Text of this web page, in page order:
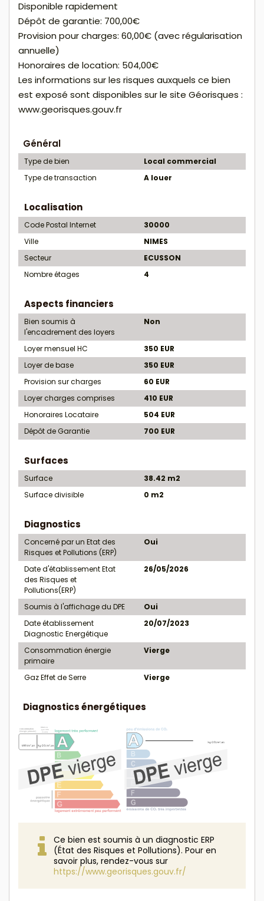
Disponible rapidement
Dépôt de garantie: 700,00€
Provision pour charges: 60,00€ (avec régularisation
annuelle)
Honoraires de location: 504,00€
Les informations sur les risques auxquels ce bien
est exposé sont disponibles sur le site Géorisques :
www.georisques.gouv.fr
Général
Type de bien
Local commercial
Type de transaction
A louer
Localisation
Code Postal Internet
30000
Ville
NIMES
Secteur
ECUSSON
Nombre étages
4
Aspects financiers
Bien soumis à
l'encadrement des loyers
Non
Loyer mensuel HC
350 EUR
Loyer de base
350 EUR
Provision sur charges
60 EUR
Loyer charges comprises
410 EUR
Honoraires Locataire
504 EUR
Dépôt de Garantie
700 EUR
Surfaces
Surface
38.42 m2
Surface divisible
0 m2
Diagnostics
Concerné par un Etat des
Risques et Pollutions (ERP)
Oui
Date d'établissement Etat
des Risques et
Pollutions(ERP)
26/05/2026
Soumis à l'affichage du DPE
Oui
Date établissement
Diagnostic Energétique
20/07/2023
Consommation énergie
primaire
Vierge
Gaz Effet de Serre Vierge
Diagnostics énergétiques
Ce bien est soumis à un diagnostic ERP
(État des Risques et Pollutions). Pour en
savoir plus, rendez-vous sur
https://www.georisques.gouv.fr/